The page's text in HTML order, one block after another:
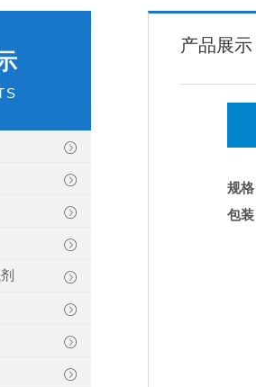
产品展示
规
包